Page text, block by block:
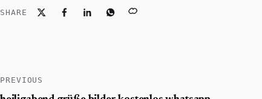
SHARE
PREVIOUS